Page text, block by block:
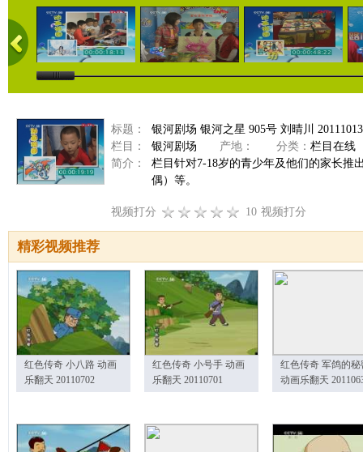
标题：
银河剧场 银河之星 905号 刘晴川 20111013
栏目：
银河剧场 产地： 分类： 栏目在线
简介：
栏目针对7-18岁的青少年及他们的家长推
偶）等。
视频打分 10 视频打分
精彩视频推荐
红色传奇 小八路 动画
乐翻天 20110702
红色传奇 小号手 动画
乐翻天 20110701
红色传奇 军鸽的秘
动画乐翻天